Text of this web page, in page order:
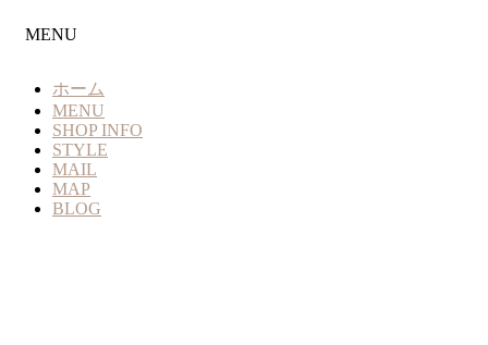
MENU
ホーム
MENU
SHOP INFO
STYLE
MAIL
MAP
BLOG